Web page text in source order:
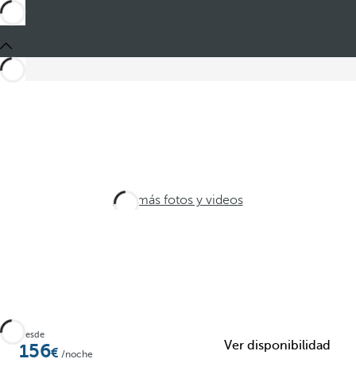
Ver más fotos y videos
Desde
156 /noche
Ver disponibilidad